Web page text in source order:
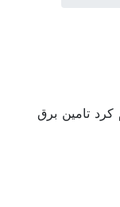
تامین برق